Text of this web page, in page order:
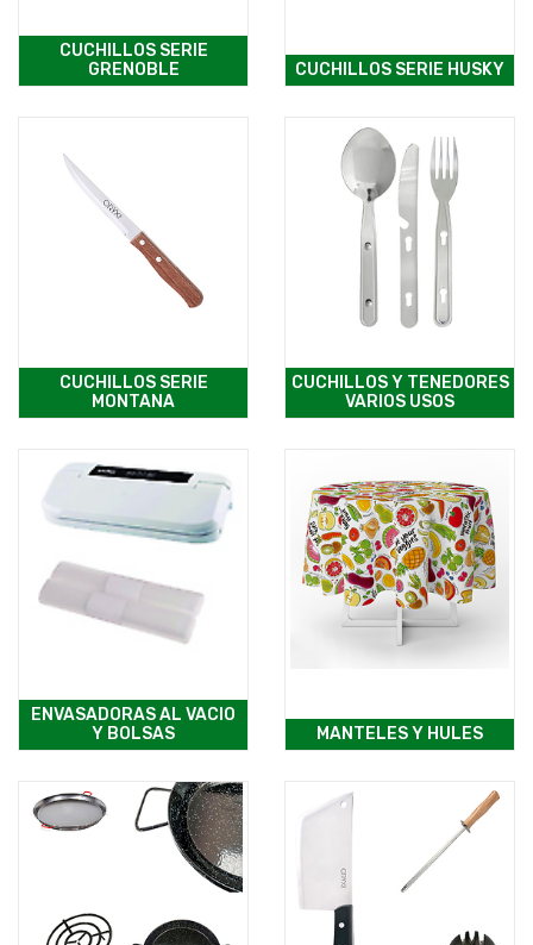
CUCHILLOS SERIE
GRENOBLE
CUCHILLOS SERIE HUSKY
CUCHILLOS SERIE
MONTANA
CUCHILLOS Y TENEDORES
VARIOS USOS
ENVASADORAS AL VACIO
Y BOLSAS
MANTELES Y HULES